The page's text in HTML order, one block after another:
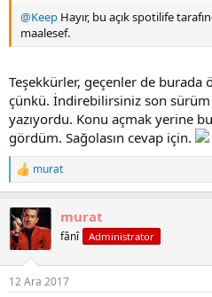
@Keep Hayır, bu açık spotilife
maalesef.
Teşekkürler, geçenler de
çünkü. İndirebilirsiniz son
yazıyordu. Konu açmak yerine
gördüm. Sağolasın cevap için.
R
e
c
t
i
s
murat
murat
fânî Administrator
12 Ara 2017